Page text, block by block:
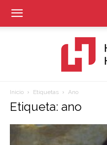
Inicio Etiquetas Ano
Etiqueta: ano